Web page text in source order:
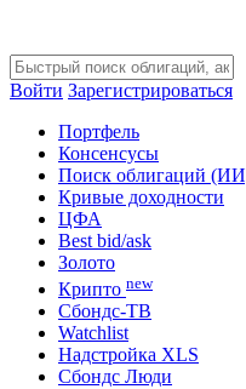
Войти Зарегистрироваться
Портфель
Консенсусы
Поиск облигаций
Кривые доходности
ЦФА
Best bid/ask
Золото
Крипто new
Сбондс-ТВ
Watchlist
Надстройка XLS
Сбондс Люди